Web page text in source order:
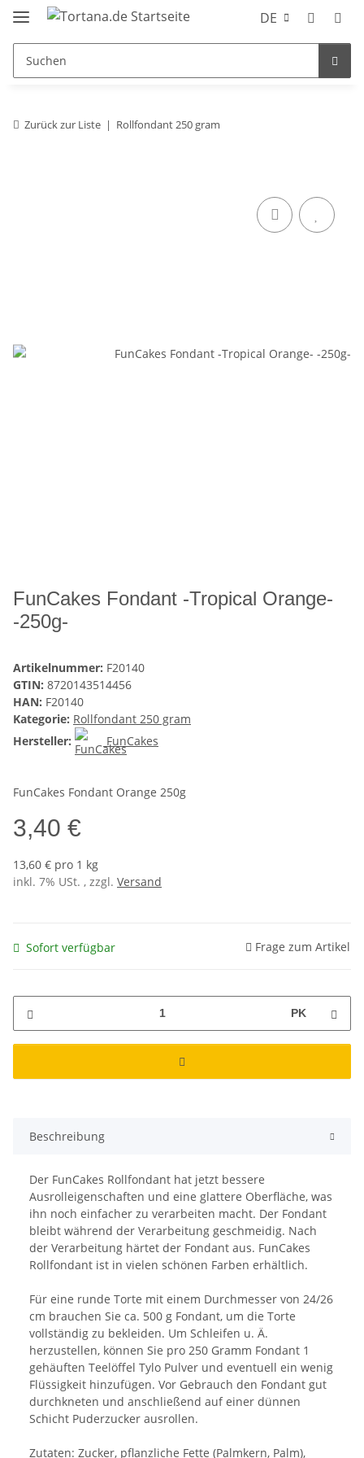
DE
Zurück zur Liste Rollfondant 250 gram
FunCakes Fondant -Tropical Orange-
-250g-
Artikelnummer: F20140
GTIN: 8720143514456
HAN: F20140
Kategorie: Rollfondant 250 gram
Hersteller:
FunCakes
FunCakes Fondant Orange 250g
3,40 €
13,60 € pro 1 kg
inkl. 7% USt. , zzgl. Versand
Sofort verfügbar Frage zum Artikel
PK
Beschreibung
Der FunCakes Rollfondant hat jetzt bessere
Ausrolleigenschaften und eine glattere Oberfläche, was
ihn noch einfacher zu verarbeiten macht. Der Fondant
bleibt während der Verarbeitung geschmeidig. Nach
der Verarbeitung härtet der Fondant aus. FunCakes
Rollfondant ist in vielen schönen Farben erhältlich.
Für eine runde Torte mit einem Durchmesser von 24/26
cm brauchen Sie ca. 500 g Fondant, um die Torte
vollständig zu bekleiden. Um Schleifen u. Ä.
herzustellen, können Sie pro 250 Gramm Fondant 1
gehäuften Teelöffel Tylo Pulver und eventuell ein wenig
Flüssigkeit hinzufügen. Vor Gebrauch den Fondant gut
durchkneten und anschließend auf einer dünnen
Schicht Puderzucker ausrollen.
Zutaten: Zucker, pflanzliche Fette (Palmkern, Palm),